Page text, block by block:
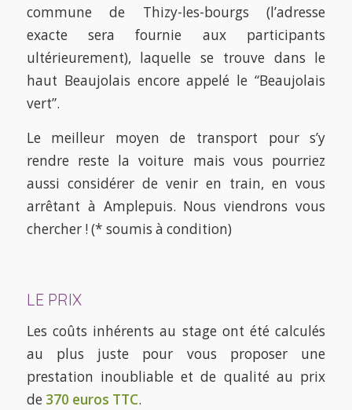
commune de Thizy-les-bourgs (l’adresse
exacte sera fournie aux participants
ultérieurement), laquelle se trouve dans le
haut Beaujolais encore appelé le “Beaujolais
vert”.
Le meilleur moyen de transport pour s’y
rendre reste la voiture mais vous pourriez
aussi considérer de venir en train, en vous
arrêtant à Amplepuis. Nous viendrons vous
chercher ! (* soumis à condition)
LE PRIX
Les coûts inhérents au stage ont été calculés
au plus juste pour vous proposer une
prestation inoubliable et de qualité au prix
de 370 euros TTC.